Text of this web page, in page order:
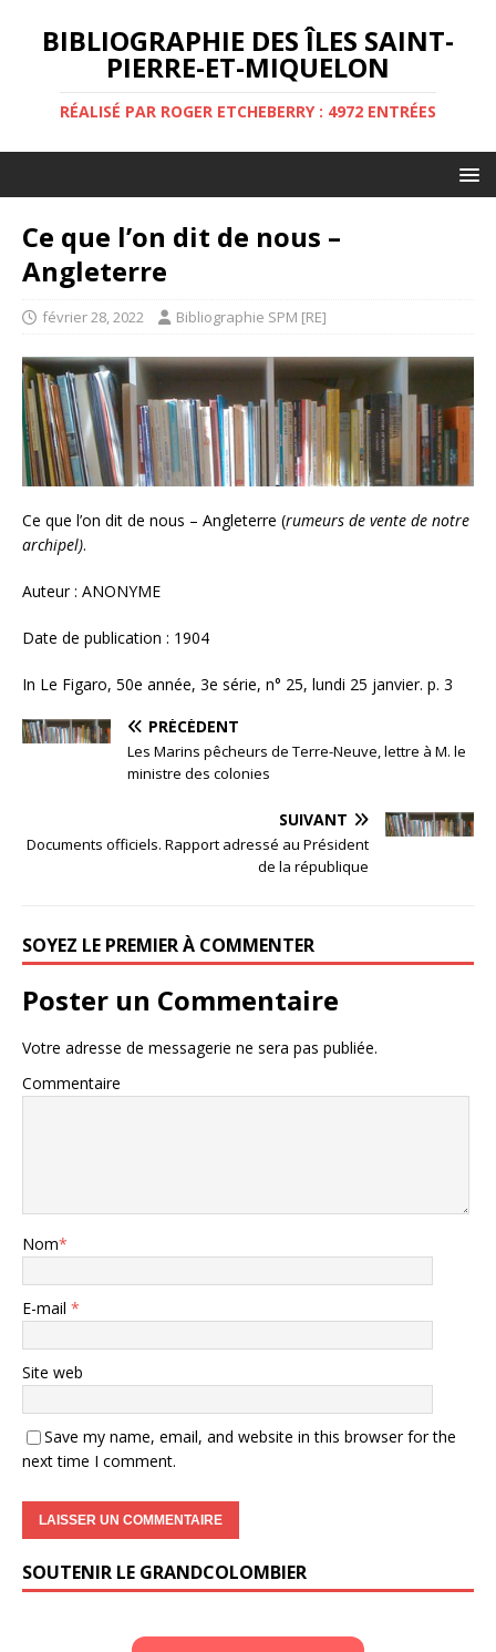
BIBLIOGRAPHIE DES ÎLES SAINT-
PIERRE-ET-MIQUELON
RÉALISÉ PAR ROGER ETCHEBERRY : 4972 ENTRÉES
Ce que l’on dit de nous –
Angleterre
février 28, 2022 Bibliographie SPM [RE]
Ce que l’on dit de nous – Angleterre (rumeurs de vente de notre
archipel).
Auteur : ANONYME
Date de publication : 1904
In Le Figaro, 50e année, 3e série, n° 25, lundi 25 janvier. p. 3
PRÉCÉDENT
Les Marins pêcheurs de Terre-Neuve, lettre à M. le
ministre des colonies
SUIVANT
Documents officiels. Rapport adressé au Président
de la république
SOYEZ LE PREMIER À COMMENTER
Poster un Commentaire
Votre adresse de messagerie ne sera pas publiée.
Commentaire
Nom*
E-mail *
Site web
Save my name, email, and website in this browser for the
next time I comment.
SOUTENIR LE GRANDCOLOMBIER